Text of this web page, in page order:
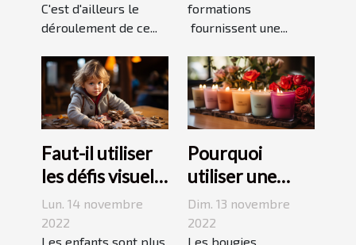
C'est d'ailleurs le
déroulement de ce...
formations
fournissent une...
Faut-il utiliser
les défis visuels
pour enseigner
aux enfants ?
Lun. 14 novembre
2022
Les enfants sont plus
Pourquoi
utiliser une
bougie
parfumée?
Dim. 13 novembre
2022
Les bougies